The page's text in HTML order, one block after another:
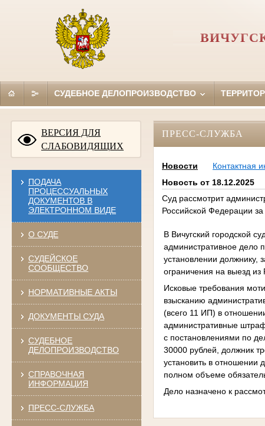
СУДЕБНОЕ ДЕЛОПРОИЗВОДСТВО
ВЕРСИЯ ДЛЯ
СЛАБОВИДЯЩИХ
ПОДАЧА
ПРОЦЕССУАЛЬНЫХ
ДОКУМЕНТОВ В
ЭЛЕКТРОННОМ ВИДЕ
О СУДЕ
СУДЕЙСКОЕ
СООБЩЕСТВО
НОРМАТИВНЫЕ АКТЫ
ДОКУМЕНТЫ СУДА
СУДЕБНОЕ
ДЕЛОПРОИЗВОДСТВО
СПРАВОЧНАЯ
ИНФОРМАЦИЯ
ПРЕСС-СЛУЖБА
ПРЕСС-СЛУЖБА
Новости
Контактная
Новость от 18.12.2025
Суд рассмотрит
Российской Федерации
В Вичугский городской
административное дело
установлении
ограничения на выезд из
Исковые требования
взысканию
(всего 11 ИП) в
административные
с постановлениями по
30000 рублей, должник
установить в отношении
полном объеме
Дело назначено к